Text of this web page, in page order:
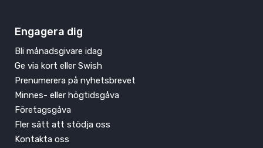
Engagera dig
Bli månadsgivare idag
Ge via kort eller Swish
Prenumerera på nyhetsbrevet
Minnes- eller högtidsgåva
Företagsgåva
Fler sätt att stödja oss
Kontakta oss